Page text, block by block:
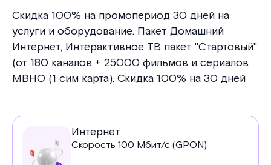
Скидка 100% на промопериод 30 дней на
услуги и оборудование. Пакет Домашний
Интернет, Интерактивное ТВ пакет "Стартовый"
(от 180 каналов + 25000 фильмов и сериалов,
МВНО (1 сим карта). Скидка 100% на 30 дней
УслугиИнтернет
Скорость 100 Мбит/с (GPON)